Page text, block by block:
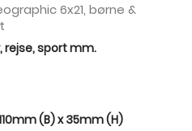
6x21, børne &
rejse, sport mm.
(B) x 35mm (H)